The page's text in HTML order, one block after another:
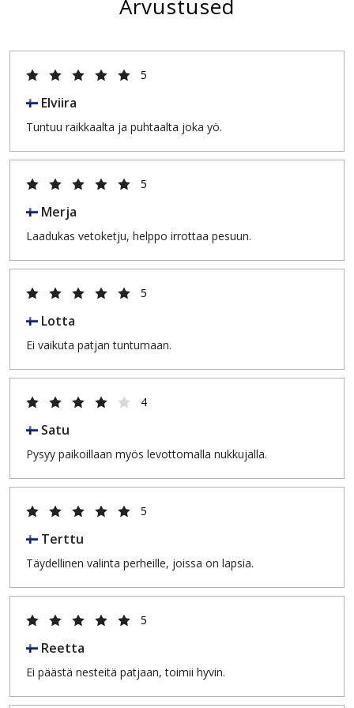
Arvustused
5
Elviira
Tuntuu raikkaalta ja puhtaalta joka yö.
5
Merja
Laadukas vetoketju, helppo irrottaa pesuun.
5
Lotta
Ei vaikuta patjan tuntumaan.
4
Satu
Pysyy paikoillaan myös levottomalla nukkujalla.
5
Terttu
Täydellinen valinta perheille, joissa on lapsia.
5
Reetta
Ei päästä nesteitä patjaan, toimii hyvin.